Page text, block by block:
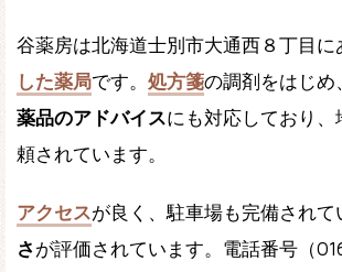
谷薬房は北海道士別市大通西８丁目に
した薬局です。 処方箋の調剤をはじめ、
薬品のアドバイスにも対応しており
頼されています。
アクセスが良く、駐車場も完備されて
さが評価されています。電話番号（